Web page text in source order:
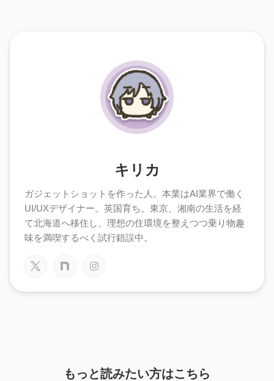
キリカ
ガジェットショットを作った人。本業はAI業界で働く
UI/UXデザイナー。英国育ち。東京、湘南の生活を経
て北海道へ移住し、理想の住環境を整えつつ乗り物趣
味を満喫するべく試行錯誤中。
もっと読みたい方はこちら